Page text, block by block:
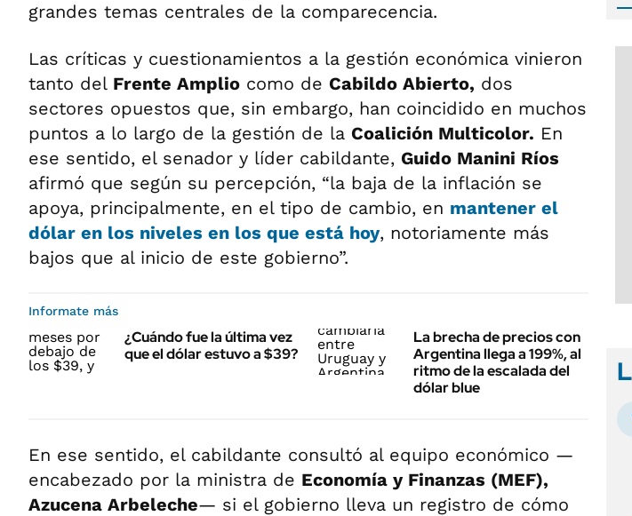
grandes temas centrales de la comparecencia.
Las críticas y cuestionamientos a la gestión económica vinieron
tanto del Frente Amplio como de Cabildo Abierto, dos
sectores opuestos que, sin embargo, han coincidido en muchos
puntos a lo largo de la gestión de la Coalición Multicolor. En
ese sentido, el senador y líder cabildante, Guido Manini Ríos
afirmó que según su percepción, “la baja de la inflación se
apoya, principalmente, en el tipo de cambio, en mantener el
dólar en los niveles en los que está hoy, notoriamente más
bajos que al inicio de este gobierno”.
Informate más
¿Cuándo fue la última vez
que el dólar estuvo a $39?
La brecha de precios con
Argentina llega a 199%, al
ritmo de la escalada del
dólar blue
En ese sentido, el cabildante consultó al equipo económico —
encabezado por la ministra de Economía y Finanzas (MEF),
Azucena Arbeleche— si el gobierno lleva un registro de cómo